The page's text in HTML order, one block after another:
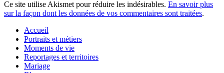
Ce site utilise Akismet pour réduire les indésirables. En savoir plus
sur la façon dont les données de vos commentaires sont traitées.
Accueil
Portraits et métiers
Moments de vie
Reportages et territoires
Mariage